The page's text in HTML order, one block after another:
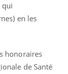
qui
en les
honoraires
de Santé